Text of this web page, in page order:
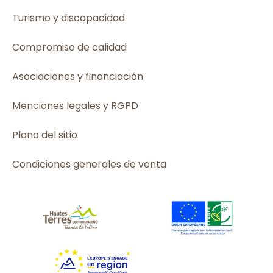
Turismo y discapacidad
Compromiso de calidad
Asociaciones y financiación
Menciones legales y RGPD
Plano del sitio
Condiciones generales de venta